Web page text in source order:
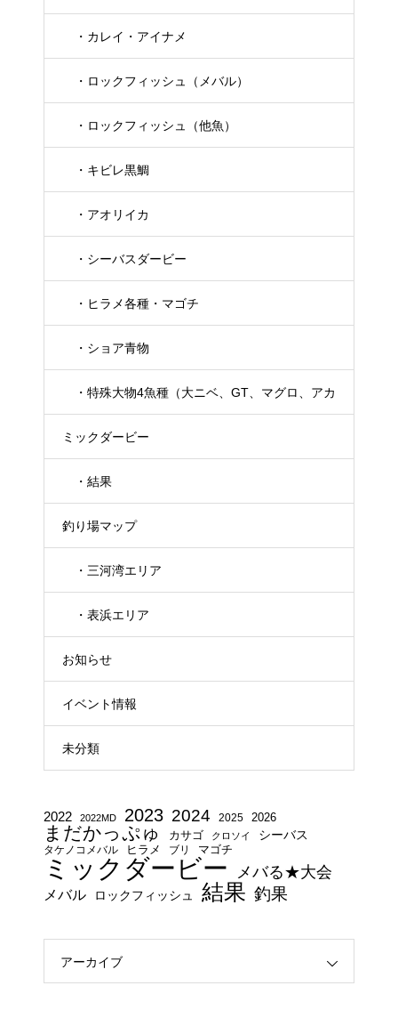
・カレイ・アイナメ
・ロックフィッシュ（メバル）
・ロックフィッシュ（他魚）
・キビレ黒鯛
・アオリイカ
・シーバスダービー
・ヒラメ各種・マゴチ
・ショア青物
・特殊大物4魚種（大ニベ、GT、マグロ、アカ
メ）
ミックダービー
・結果
釣り場マップ
・三河湾エリア
・表浜エリア
お知らせ
イベント情報
未分類
2022 2022MD 2023 2024 2025 2026
まだかっぷゅ カサゴ クロソイ シーバス
タケノコメバル ヒラメ ブリ マゴチ
ミックダービー メバる★大会
メバル ロックフィッシュ 結果 釣果
アーカイブ